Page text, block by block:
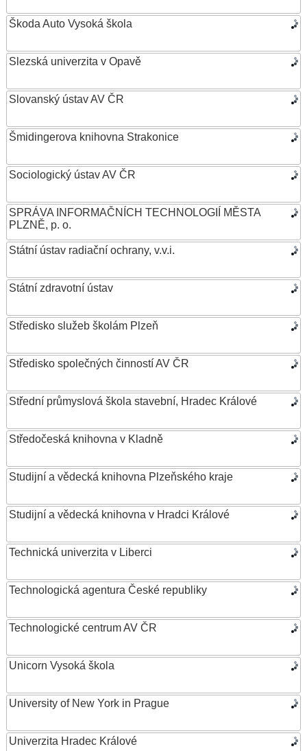
Škoda Auto Vysoká škola
Slezská univerzita v Opavě
Slovanský ústav AV ČR
Šmidingerova knihovna Strakonice
Sociologický ústav AV ČR
SPRÁVA INFORMAČNÍCH TECHNOLOGIÍ MĚSTA
PLZNĚ, p. o.
Státní ústav radiační ochrany, v.v.i.
Státní zdravotní ústav
Středisko služeb školám Plzeň
Středisko společných činností AV ČR
Střední průmyslová škola stavební, Hradec Králové
Středočeská knihovna v Kladně
Studijní a vědecká knihovna Plzeňského kraje
Studijní a vědecká knihovna v Hradci Králové
Technická univerzita v Liberci
Technologická agentura České republiky
Technologické centrum AV ČR
Unicorn Vysoká škola
University of New York in Prague
Univerzita Hradec Králové